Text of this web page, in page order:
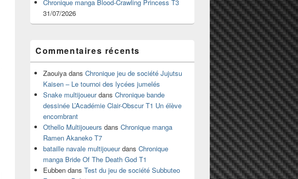
Chronique manga Blood-Crawling Princess T3
31/07/2026
Commentaires récents
Zaouiya dans Chronique jeu de société Jujutsu
Kaisen – Le tournoi des lycées jumelés
Snake multijoueurdans Chronique bande
dessinée L’Académie Clair-Obscur T1 Un élève
encombrant
Othello Multijoueurs dans Chronique manga
Ramen Akaneko T7
bataille navale multijoueurdans Chronique
manga Bride Of The Death God T1
Eubben dans Test du jeu de société Subbuteo